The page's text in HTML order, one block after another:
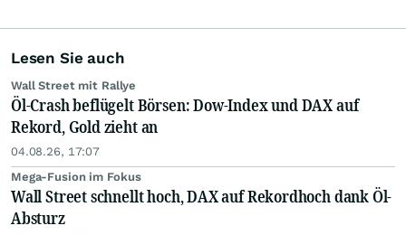
Lesen Sie auch
Wall Street mit Rallye
Öl-Crash beflügelt Börsen: Dow-Index und DAX auf
Rekord, Gold zieht an
04.08.26, 17:07
Mega-Fusion im Fokus
Wall Street schnellt hoch, DAX auf Rekordhoch dank Öl-
Absturz